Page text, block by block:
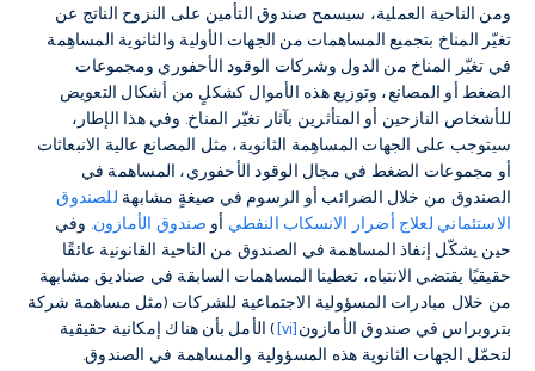
ومن الناحية العملية، سيسمح صندوق التأمين على النزوح الناتج عن
تغيّر المناخ بتجميع المساهمات من الجهات الأولية والثانوية المساهِمة
في تغيّر المناخ من الدول وشركات الوقود الأحفوري ومجموعات
الضغط أو المصانع، وتوزيع هذه الأموال كشكلٍ من أشكال التعويض
للأشخاص النازحين أو المتأثرين بآثار تغيّر المناخ. وفي هذا الإطار،
سيتوجب على الجهات المساهِمة الثانوية، مثل المصانع عالية الانبعاثات
أو مجموعات الضغط في مجال الوقود الأحفوري، المساهمة في
الصندوق من خلال الضرائب أو الرسوم في صيغةٍ مشابهة للصندوق
الاستئماني لعلاج أضرار الانسكاب النفطي أوصندوق الأمازون. وفي
حين يشكّل إنفاذ المساهمة في الصندوق من الناحية القانونية عائقًا
حقيقيًا يقتضي الانتباه، تعطينا المساهمات السابقة في صناديق مشابهة
من خلال مبادرات المسؤولية الاجتماعية للشركات (مثل مساهمة شركة
بتروبراس في صندوق الأمازون[vi]
) الأمل بأن هناك إمكانية حقيقية
لتحمّل الجهات الثانوية هذه المسؤولية والمساهمة في الصندوق.